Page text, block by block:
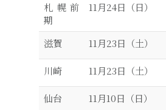
札幌前
期
11月24日（日）
滋賀 11月23日（土）
川崎 11月23日（土）
仙台 11月10日（日）